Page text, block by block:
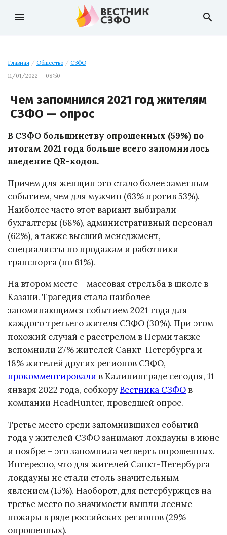
menu search
Главная / Общество / СЗФО
11/01/2022 — 08:50
Чем запомнился 2021 год жителям
СЗФО — опрос
В СЗФО большинству опрошенных (59%) по
итогам 2021 года больше всего запомнилось
введение QR-кодов.
Причем для женщин это стало более заметным
событием, чем для мужчин (63% против 53%).
Наиболее часто этот вариант выбирали
бухгалтеры (68%), административный персонал
(62%), а также высший менеджмент,
специалисты по продажам и работники
транспорта (по 61%).
На втором месте – массовая стрельба в школе в
Казани. Трагедия стала наиболее
запоминающимся событием 2021 года для
каждого третьего жителя СЗФО (30%). При этом
похожий случай с расстрелом в Перми также
вспомнили 27% жителей Санкт-Петербурга и
18% жителей других регионов СЗФО,
прокомментировали в Калининграде сегодня, 11
января 2022 года, собкоруВестника СЗФО в
компании HeadHunter, проведшей опрос.
Третье место среди запомнившихся событий
года у жителей СЗФО занимают локдауны в июне
и ноябре – это запомнила четверть опрошенных.
Интересно, что для жителей Санкт-Петербурга
локдауны не стали столь значительным
явлением (15%). Наоборот, для петербуржцев на
третье место по значимости вышли лесные
пожары в ряде российских регионов (29%
опрошенных).